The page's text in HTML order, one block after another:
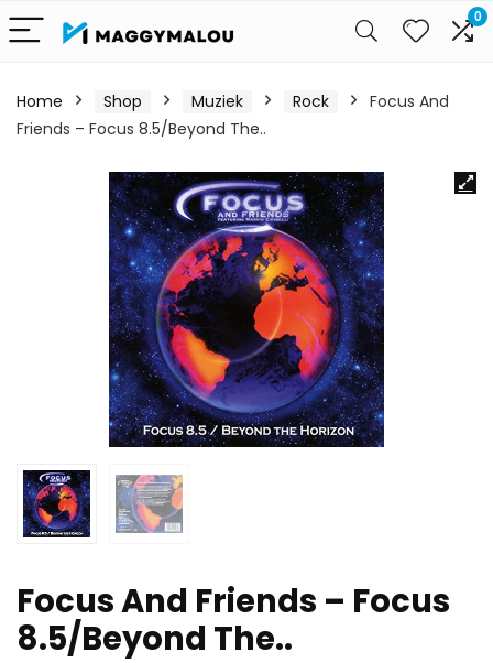
0
Home Shop Muziek Rock
Focus And
Friends – Focus 8.5/Beyond The..
Focus And Friends – Focus
8.5/Beyond The..